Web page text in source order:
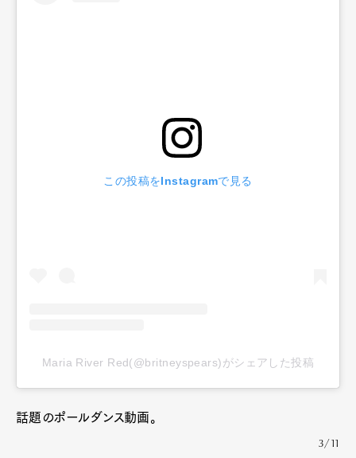
この投稿をInstagramで見る
Maria River Red(@britneyspears)がシェアした投稿
話題のポールダンス動画。
3/11